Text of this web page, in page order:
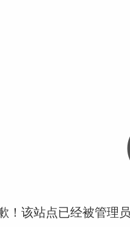
！该站点已经被管理